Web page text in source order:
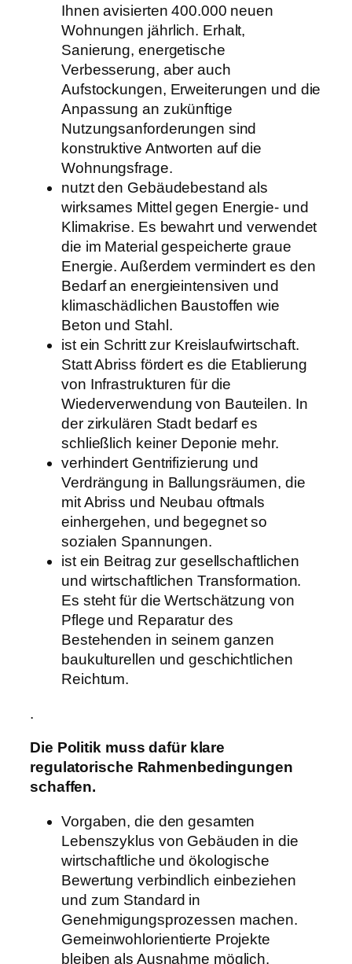
Ihnen avisierten 400.000 neuen
Wohnungen jährlich. Erhalt,
Sanierung, energetische
Verbesserung, aber auch
Aufstockungen, Erweiterungen und die
Anpassung an zukünftige
Nutzungsanforderungen sind
konstruktive Antworten auf die
Wohnungsfrage.
nutzt den Gebäudebestand als
wirksames Mittel gegen Energie- und
Klimakrise. Es bewahrt und verwendet
die im Material gespeicherte graue
Energie. Außerdem vermindert es den
Bedarf an energieintensiven und
klimaschädlichen Baustoffen wie
Beton und Stahl.
ist ein Schritt zur Kreislaufwirtschaft.
Statt Abriss fördert es die Etablierung
von Infrastrukturen für die
Wiederverwendung von Bauteilen. In
der zirkulären Stadt bedarf es
schließlich keiner Deponie mehr.
verhindert Gentrifizierung und
Verdrängung in Ballungsräumen, die
mit Abriss und Neubau oftmals
einhergehen, und begegnet so
sozialen Spannungen.
ist ein Beitrag zur gesellschaftlichen
und wirtschaftlichen Transformation.
Es steht für die Wertschätzung von
Pflege und Reparatur des
Bestehenden in seinem ganzen
baukulturellen und geschichtlichen
Reichtum.
.
Die Politik muss dafür klare
regulatorische Rahmenbedingungen
schaffen.
Vorgaben, die den gesamten
Lebenszyklus von Gebäuden in die
wirtschaftliche und ökologische
Bewertung verbindlich einbeziehen
und zum Standard in
Genehmigungsprozessen machen.
Gemeinwohlorientierte Projekte
bleiben als Ausnahme möglich.